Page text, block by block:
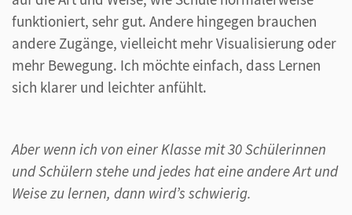
funktioniert, sehr gut. Andere hingegen brauchen
andere Zugänge, vielleicht mehr Visualisierung oder
mehr Bewegung. Ich möchte einfach, dass Lernen
sich klarer und leichter anfühlt.
Aber wenn ich von einer Klasse mit 30 Schülerinnen
und Schülern stehe und jedes hat eine andere Art und
Weise zu lernen, dann wird’s schwierig.